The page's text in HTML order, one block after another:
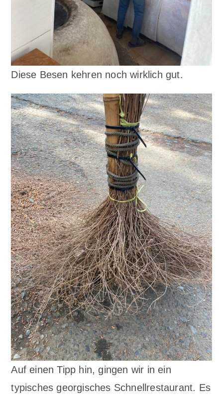
Diese Besen kehren noch wirklich gut.
Auf einen Tipp hin, gingen wir in ein
typisches georgisches Schnellrestaurant. Es